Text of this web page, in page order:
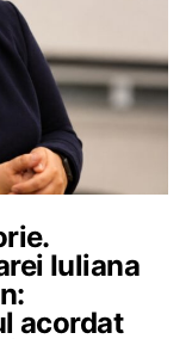
Iuliana
acordat